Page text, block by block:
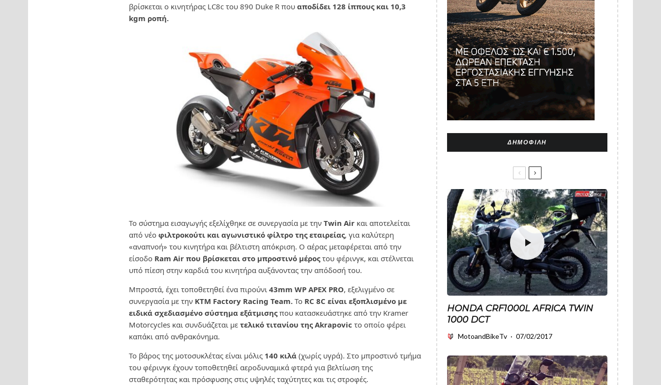
βρίσκεται ο κινητήρας LC8c του 890 Duke R που αποδίδει 128 ίππους και 10,3
kgm ροπή.
Το σύστημα εισαγωγής εξελίχθηκε σε συνεργασία με την Twin Air και αποτελείται
από νέο φιλτροκούτι και αγωνιστικό φίλτρο της εταιρείας, για καλύτερη
«αναπνοή» του κινητήρα και βέλτιστη απόκριση. Ο αέρας μεταφέρεται από την
είσοδο Ram Air που βρίσκεται στο μπροστινό μέροςτου φέρινγκ, και στέλνεται
υπό πίεση στην καρδιά του κινητήρα αυξάνοντας την απόδοσή του.
Μπροστά, έχει τοποθετηθεί ένα πιρούνι 43mm WP APEX PRΟ, εξελιγμένο σε
συνεργασία με την KTM Factory Racing Team. Το RC 8C είναι εξοπλισμένο με
ειδικά σχεδιασμένο σύστημα εξάτμισηςπου κατασκευάστηκε από την Kramer
Motorcycles και συνδυάζεται με τελικό τιτανίου της Akrapovic το οποίο φέρει
καπάκι από ανθρακόνημα.
Το βάρος της μοτοσυκλέτας είναι μόλις 140 κιλά (χωρίς υγρά). Στο μπροστινό τμήμα
του φέρινγκ έχουν τοποθετηθεί αεροδυναμικά φτερά για βελτίωση της
σταθερότητας και πρόσφυσης στις υψηλές ταχύτητες και τις στροφές.
ΔΗΜΟΦΙΛΉ
HONDA CRF1000L AFRICA TWIN
1000 DCT
MotoandBikeTv · 07/02/2017